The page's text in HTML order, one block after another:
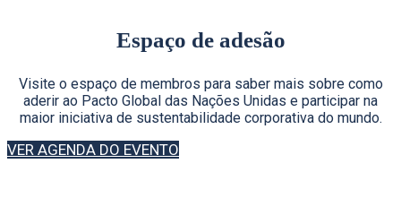
Espaço de adesão
Visite o espaço de membros para saber mais sobre como
aderir ao Pacto Global das Nações Unidas e participar na
maior iniciativa de sustentabilidade corporativa do mundo.
VER AGENDA DO EVENTO